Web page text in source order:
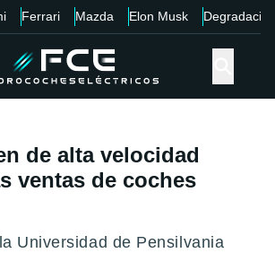
Ferrari Mazda Elon Musk Degradación
de alta velocidad
ventas de coches
Universidad de Pensilvania